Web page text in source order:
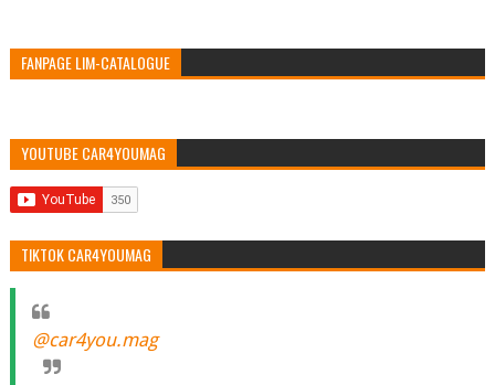
FANPAGE LIM-CATALOGUE
YOUTUBE CAR4YOUMAG
TIKTOK CAR4YOUMAG
@car4you.mag